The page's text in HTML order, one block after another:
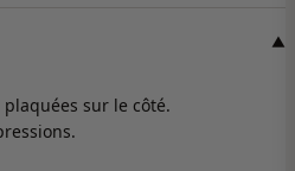
▼
sur le côté.